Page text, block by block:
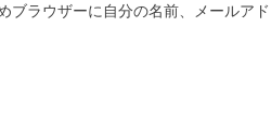
ブラウザーに自分の名前、メールアド